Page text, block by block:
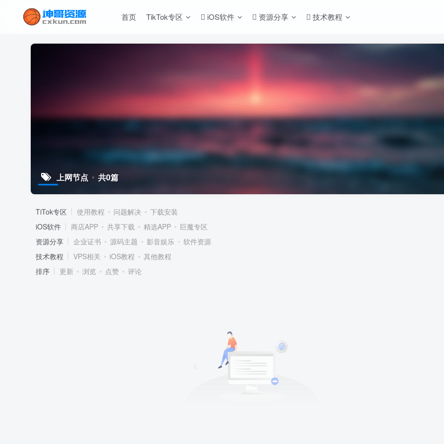
首页 TikTok专区 iOS软件 资源分享 技术教程
上网节点 共0篇
TiTok专区 使用教程 问题解决
下载安装
iOS软件
商店APP 共享下载 精选APP
巨魔专区
资源分享
企业证书 源码主题 影音娱乐
软件资源
技术教程
VPS相关 iOS教程
其他教程
排序
更新 浏览 点赞 评论